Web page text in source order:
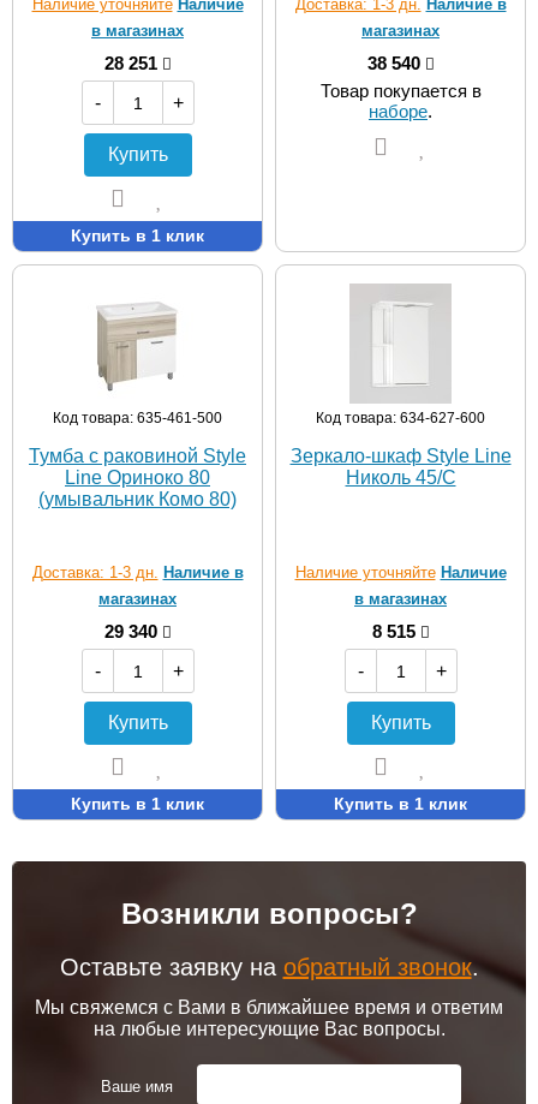
Наличие уточняйте Наличие
в магазинах
28 251
-
+
Купить
Купить в 1 клик
Доставка: 1-3 дн. Наличие в
магазинах
38 540
Товар покупается в
наборе.
Код товара: 635-461-500
Тумба с раковиной Style
Line Ориноко 80
(умывальник Комо 80)
Доставка: 1-3 дн. Наличие в
магазинах
29 340
-
+
Купить
Купить в 1 клик
Код товара: 634-627-600
Зеркало-шкаф Style Line
Николь 45/С
Наличие уточняйте Наличие
в магазинах
8 515
-
+
Купить
Купить в 1 клик
Возникли вопросы?
Оставьте заявку на обратный звонок.
Мы свяжемся с Вами в ближайшее время и ответим
на любые интересующие Вас вопросы.
Ваше имя